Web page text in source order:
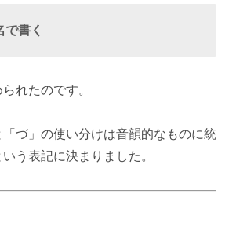
で書く
れたのです。
づ」の使い分けは音韻的なものに統
いう表記に決まりました。